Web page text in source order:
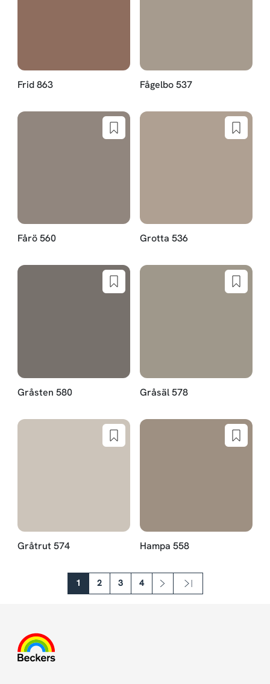
Frid 863 Fågelbo 537
Fårö 560 Grotta 536
Gråsten 580 Gråsäl 578
Gråtrut 574 Hampa 558
Sideinddeling
1 2 3 4 ››Næste side
Last »Sidste side